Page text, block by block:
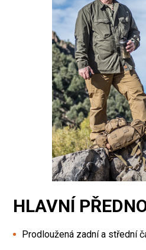
HLAVNÍ
Prodloužená zadní a střední